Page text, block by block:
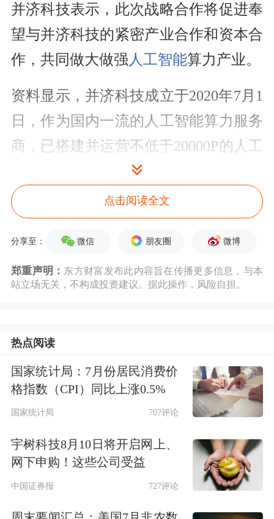
并济科技表示，此次战略合作将促进奉
望与并济科技的紧密产业合作和资本合
作，共同做大做强 人工智能算力产业。
资料显示，并济科技成立于2020年7月1
日，作为国内一流的人工智能算力服务
商，已搭建并运营不低于20000P的人工
智能算力集群及公共服务平台，规划建
设算力规模不低于50000P，并参与多个
国家级重点项目。目前，并济科技已具
备全场景拓扑覆盖能力，正在稳步实现
向万卡集群管理的稳步迈进。
以“超大规模多模态大模型异构智算平
算力强基榜。
业内人士评价称，智算中心作为智慧时
代承载算力的关键基础设施，由于受到
高性能芯片短缺、GPU算力需求激增等
影响，政策暖风频吹，工业和信息化部
点击阅读全文
分享至： 微信 朋友圈 微博
郑重声明： 东方财富发布此内容旨在传播更多信息，与本
站立场无关，不构成投资建议。据此操作，风险自担。
热点阅读
国家统计局：7月份居民消费价
格指数（CPI）同比上涨0.5%
国家统计局 707评论
宇树科技8月10日将开启网上、
网下申购！这些公司受益
中国证券报 727评论